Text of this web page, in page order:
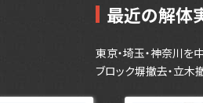
最近の解体
東京・埼玉・神奈川を
ブロック塀撤去・立木